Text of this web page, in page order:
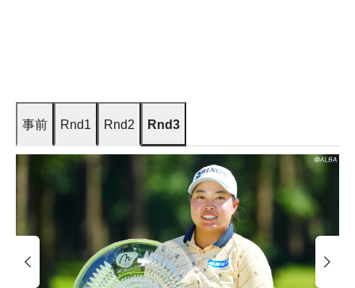
事前 Rnd1 Rnd2 Rnd3